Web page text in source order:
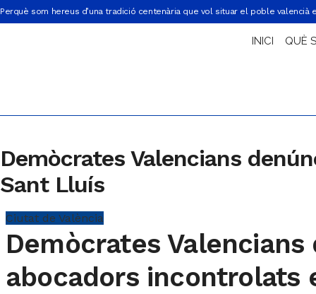
Perquè som hereus d’una tradició centenària que vol situar el poble valencià
INICI QUÈ
Demòcrates Valencians
Sant Lluís
Ciutat de València
Demòcrates Valencians
abocadors incontrolats